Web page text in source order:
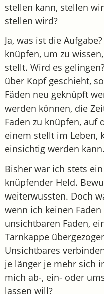
stellen kann, stellen
stellen wird?
Ja, was ist die
knüpfen, um zu
stellt. Wird es
über Kopf geschieht,
Fäden neu geknüpft
werden können, die
Faden zu knüpfen, auf
einem stellt im Leben,
einsichtig werden kann.
Bisher war ich stets
knüpfender Held.
weiterwussten. Doch
wenn ich keinen
unsichtbaren Faden,
Tarnkappe
Unsichtbares
je länger je mehr sich
mich ab-, ein- oder
lassen will?